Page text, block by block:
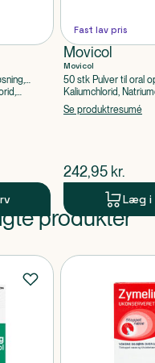
Macrogol
Fast lav pris
Movicol
Movicol
50 stk Pulver til oral
enkeltdosisbeholder
Kaliumchlorid,
Se produktresumé
$nuværende
242,95 kr.
Læg i
produkter